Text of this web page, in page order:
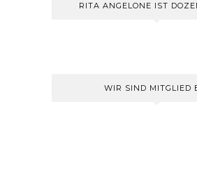
RITA ANGELONE IST
WIR SIND MITGLIED